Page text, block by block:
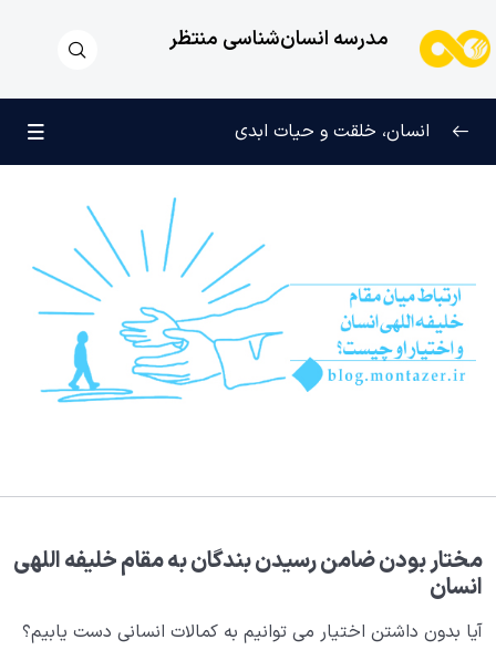
مدرسه انسان‌شناسی منتظر
چرا آفریده شده‌ایم؟
راز شادی و آرامش پایدار 0/13
0/13
بلوغ کودک عزیز روان 0/8
قضا و قدر و اختیار 0/13
سنجیده می شود؟
انسان، خلقت و حیات ابدی
مختار بودن ضامن رسیدن بندگان به مقام خلیفه اللهی
انسان
آیا بدون داشتن اختیار می توانیم به کمالات انسانی دست یابیم؟